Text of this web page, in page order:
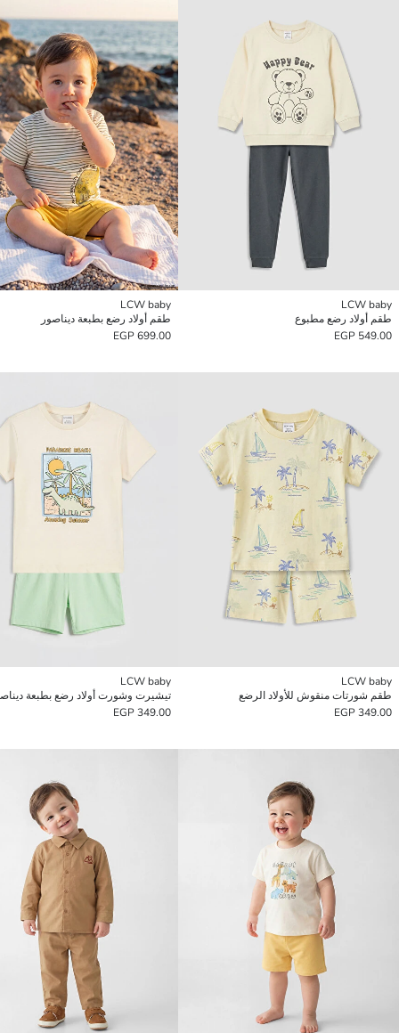
LCW baby
طقم أولاد رضع مطبوع
549.00 EGP
LCW baby
طقم أولاد رضع بطبعة ديناصور
699.00 EGP
LCW baby
طقم شورتات منقوش للأولاد الرضع
349.00 EGP
LCW baby
تيشيرت وشورت أولاد رضع بطبعة
349.00 EGP